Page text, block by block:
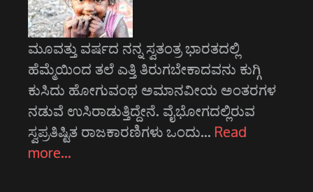
ಮೂವತ್ತು ವರ್ಷದ ನನ್ನ ಸ್ವತಂತ್ರ ಭಾರತದಲ್ಲಿ
ಹೆಮ್ಮೆಯಿಂದ ತಲೆ ಎತ್ತಿ ತಿರುಗಬೇಕಾದವನು ಕುಗ್ಗಿ
ಕುಸಿದು ಹೋಗುವಂಥ ಅಮಾನವೀಯ ಅಂತರಗಳ
ನಡುವೆ ಉಸಿರಾಡುತ್ತಿದ್ದೇನೆ. ವೈಭೋಗದಲ್ಲಿರುವ
ಸ್ವಪ್ರತಿಷ್ಟಿತ ರಾಜಕಾರಣಿಗಳು ಒಂದು… Read
more…